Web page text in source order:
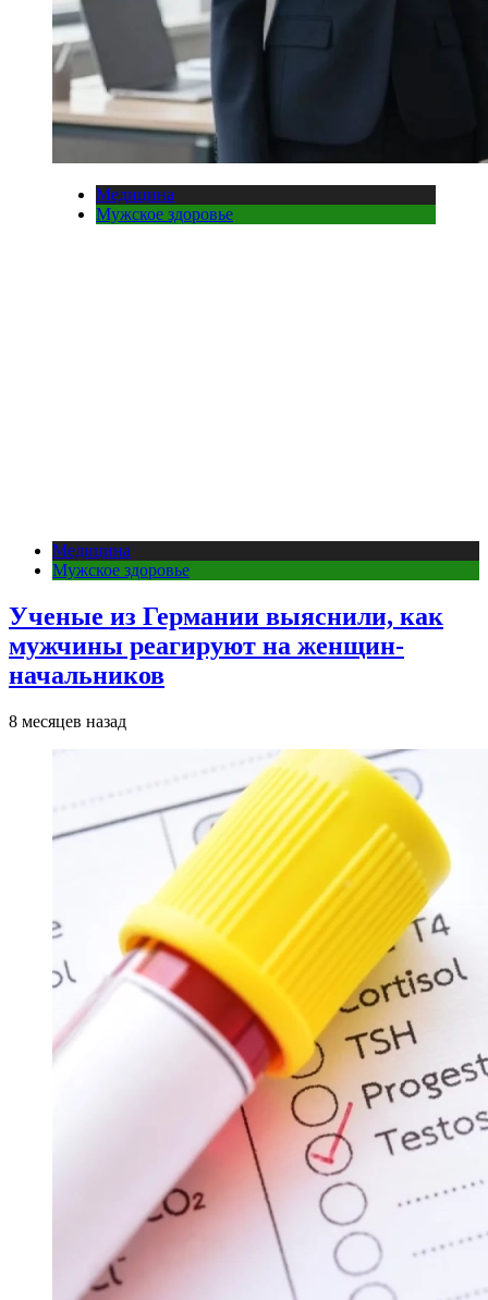
Медицина
Мужское здоровье
Медицина
Мужское здоровье
Ученые из Германии выяснили, как
мужчины реагируют на женщин-
начальников
8 месяцев назад